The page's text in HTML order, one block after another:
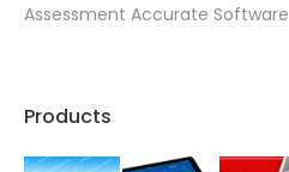
Assessment Accurate Software
Products